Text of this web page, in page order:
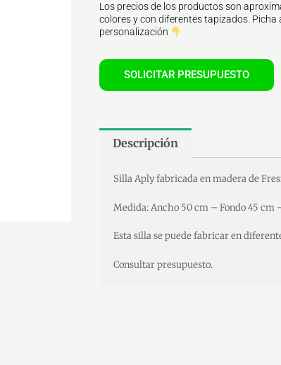
Los precios de los productos son
colores y con diferentes tapizados.
personalización
SOLICITAR PRESUPUESTO
Descripción
Silla Aply fabricada en madera de
Medida: Ancho 50 cm – Fondo 45 cm
Esta silla se puede fabricar en
Consultar presupuesto.